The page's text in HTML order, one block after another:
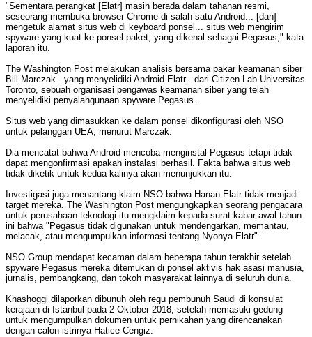
"Sementara perangkat [Elatr] masih berada dalam tahanan resmi,
seseorang membuka browser Chrome di salah satu Android... [dan]
mengetuk alamat situs web di keyboard ponsel... situs web mengirim
spyware yang kuat ke ponsel paket, yang dikenal sebagai Pegasus," kata
laporan itu.
The Washington Post melakukan analisis bersama pakar keamanan siber
Bill Marczak - yang menyelidiki Android Elatr - dari Citizen Lab Universitas
Toronto, sebuah organisasi pengawas keamanan siber yang telah
menyelidiki penyalahgunaan spyware Pegasus.
Situs web yang dimasukkan ke dalam ponsel dikonfigurasi oleh NSO
untuk pelanggan UEA, menurut Marczak.
Dia mencatat bahwa Android mencoba menginstal Pegasus tetapi tidak
dapat mengonfirmasi apakah instalasi berhasil. Fakta bahwa situs web
tidak diketik untuk kedua kalinya akan menunjukkan itu.
Investigasi juga menantang klaim NSO bahwa Hanan Elatr tidak menjadi
target mereka. The Washington Post mengungkapkan seorang pengacara
untuk perusahaan teknologi itu mengklaim kepada surat kabar awal tahun
ini bahwa "Pegasus tidak digunakan untuk mendengarkan, memantau,
melacak, atau mengumpulkan informasi tentang Nyonya Elatr".
NSO Group mendapat kecaman dalam beberapa tahun terakhir setelah
spyware Pegasus mereka ditemukan di ponsel aktivis hak asasi manusia,
jurnalis, pembangkang, dan tokoh masyarakat lainnya di seluruh dunia.
Khashoggi dilaporkan dibunuh oleh regu pembunuh Saudi di konsulat
kerajaan di Istanbul pada 2 Oktober 2018, setelah memasuki gedung
untuk mengumpulkan dokumen untuk pernikahan yang direncanakan
dengan calon istrinya Hatice Cengiz.